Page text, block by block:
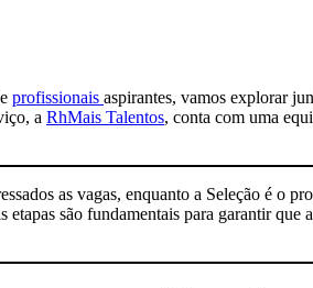
profissionais aspirantes, vamos explorar
a RhMais Talentos, conta com uma
as vagas, enquanto a Seleção é o
são fundamentais para garantir